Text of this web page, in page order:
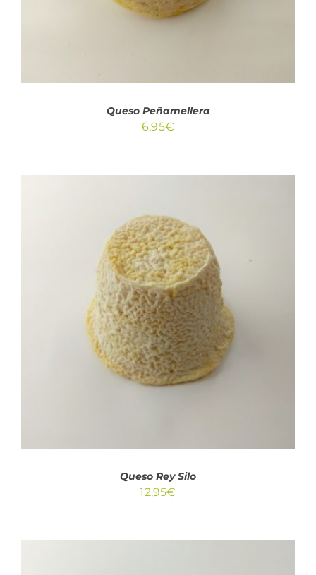
Queso Peñamellera
6,95€
AÑADIR AL CARRITO
DETALLES
Queso Rey Silo
12,95€